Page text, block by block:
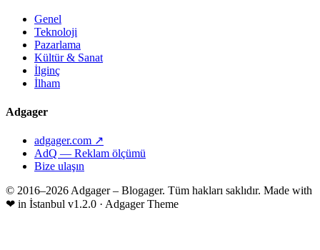
Genel
Teknoloji
Pazarlama
Kültür & Sanat
İlginç
İlham
Adgager
adgager.com ↗
AdQ — Reklam ölçümü
Bize ulaşın
© 2016–2026 Adgager – Blogager. Tüm hakları saklıdır. Made with
❤ in İstanbul v1.2.0 · Adgager Theme